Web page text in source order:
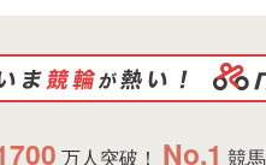
万人突破！ No.1 競